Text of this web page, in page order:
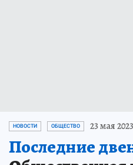
НОВОСТИ ОБЩЕСТВО 23 мая
Последние